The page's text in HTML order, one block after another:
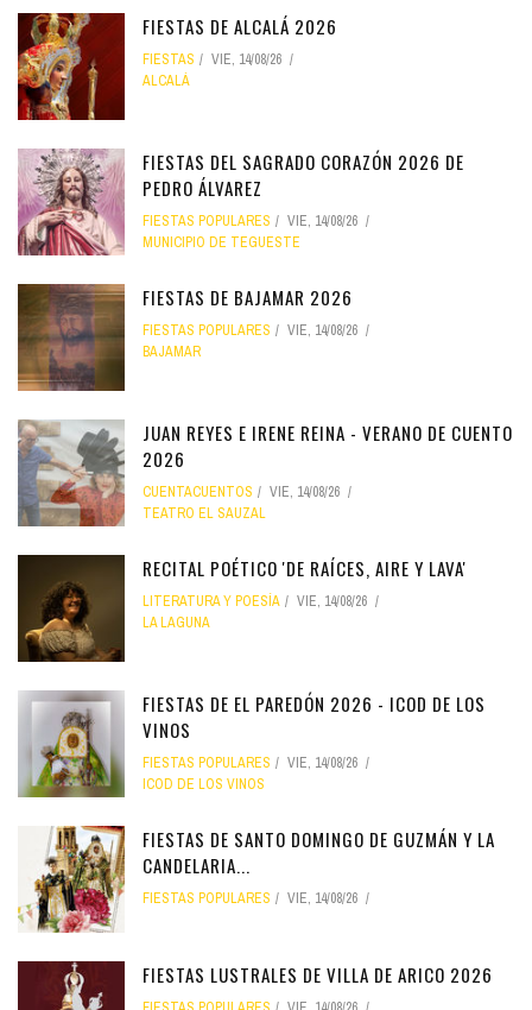
FIESTAS DE ALCALÁ 2026
FIESTAS
VIE, 14/08/26
ALCALÁ
FIESTAS DEL SAGRADO CORAZÓN 2026 DE
PEDRO ÁLVAREZ
FIESTAS POPULARES
VIE, 14/08/26
MUNICIPIO DE TEGUESTE
FIESTAS DE BAJAMAR 2026
FIESTAS POPULARES
VIE, 14/08/26
BAJAMAR
JUAN REYES E IRENE REINA - VERANO DE CUENTO
2026
CUENTACUENTOS
VIE, 14/08/26
TEATRO EL SAUZAL
RECITAL POÉTICO 'DE RAÍCES, AIRE Y LAVA'
LITERATURA Y POESÍA
VIE, 14/08/26
LA LAGUNA
FIESTAS DE EL PAREDÓN 2026 - ICOD DE LOS
VINOS
FIESTAS POPULARES
VIE, 14/08/26
ICOD DE LOS VINOS
FIESTAS DE SANTO DOMINGO DE GUZMÁN Y LA
CANDELARIA...
FIESTAS POPULARES VIE, 14/08/26
FIESTAS LUSTRALES DE VILLA DE ARICO 2026